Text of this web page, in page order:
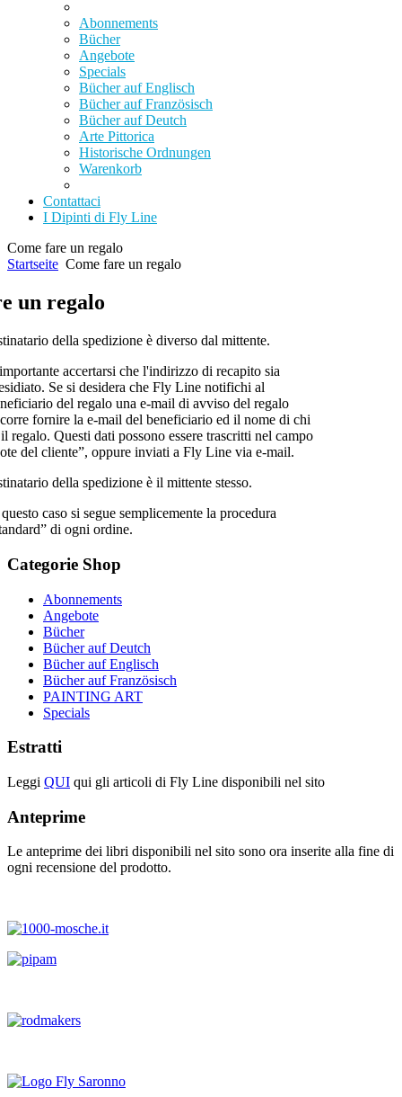
Abonnements
Bücher
Angebote
Specials
Bücher auf Englisch
Bücher auf Französisch
Bücher auf Deutch
Arte Pittorica
Historische Ordnungen
Warenkorb
Contattaci
I Dipinti di Fly Line
Come fare un regalo
Startseite Come fare un regalo
un regalo
della spedizione è diverso dal mittente.
accertarsi che l'indirizzo di recapito sia
Se si desidera che Fly Line notifichi al
del regalo una e-mail di avviso del regalo
fornire la e-mail del beneficiario ed il nome di chi
regalo. Questi dati possono essere trascritti nel campo
del cliente”, oppure inviati a Fly Line via e-mail.
della spedizione è il mittente stesso.
caso si segue semplicemente la procedura
di ogni ordine.
Categorie Shop
Abonnements
Angebote
Bücher
Bücher auf Deutch
Bücher auf Englisch
Bücher auf Französisch
PAINTING ART
Specials
Estratti
Leggi QUI qui gli articoli di Fly Line disponibili nel sito
Anteprime
Le anteprime dei libri disponibili nel sito sono ora inserite alla fine di
ogni recensione del prodotto.